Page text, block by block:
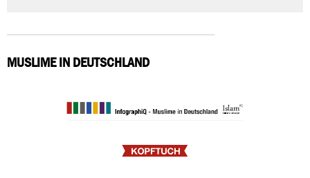
MUSLIME IN DEUTSCHLAND